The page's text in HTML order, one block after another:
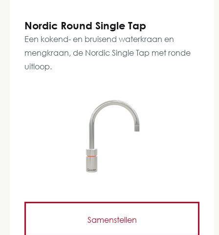
Nordic Round Single Tap
Een kokend- en bruisend waterkraan en
mengkraan, de Nordic Single Tap met ronde
uitloop.
Samenstellen